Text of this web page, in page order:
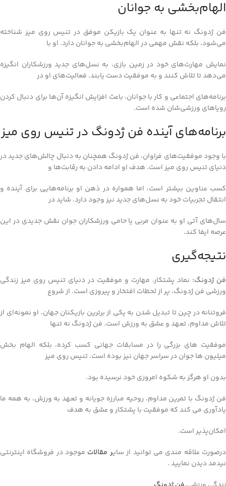
الهام‌بخشی به جوانان
فن ژدونگ نه تنها به عنوان یک بازیکن موفق در تنیس روی میز شناخته
می‌شود، بلکه نقش مهمی در الهام‌بخشی به جوانان دارد. او با
نمایش مهارت‌های خود در زمین بازی، به نسل‌های جدید ورزشکاران انگیزه
می‌دهد تا تلاش کنند و به موفقیت دست یابند. فعالیت‌های او در
برنامه‌های اجتماعی و کار با جوانان، باعث افزایش انگیزه آن‌ها برای دنبال کردن
رویاهای ورزشی‌شان شده است.
برنامه‌های آینده فن ژدونگ در تنیس روی میز
با وجود موفقیت‌های فراوان، فن ژدونگ همچنان به دنبال چالش‌های جدید در
دنیای تنیس روی میز است. هدف او ادامه دادن به رقابت‌ها و
کسب عناوین بیشتر است، اما همواره در ذهن او برنامه‌هایی برای آینده و
انتقال تجربیات خود به نسل‌های جدید نیز وجود دارد. شاید در
سال‌های آتی او به عنوان مربی یا حامی ورزشکاران جوان نقش جدیدی در این
عرصه ایفا کند.
نتیجه‌گیری
فن ژدونگ: نماد پشتکار، مهارت و موفقیت در دنیای تنیس روی میز زندگی
ورزشی فن ژدونگ، پر از لحظات افتخار و پیروزی است. از شروع
فروتنانه در چین تا تبدیل شدن به یکی از برترین بازیکنان جهان، او نمونه‌ای از
تلاش مداوم، تعهد و عشق به ورزش است. فن ژدونگ نه تنها
موفقیت‌ های بزرگی را در مسابقات جهانی کسب کرده، بلکه الهام‌ بخش
میلیون‌ ها جوان در سراسر جهان نیز بوده است. تنیس روی میز
بدون او هرگز به شکوه امروزی خود نرسیده بود.
فن ژدونگ با تمرین مداوم، روحیه مبارزه‌ جویانه و تعهد به ورزش، به همه ما
یادآوری می‌ کند که موفقیت با پشتکار و عشق به هدف
امکان‌پذیر است.
درصورت علاقه مندی می توانید از سایر مقالات موجود در فروشگاه اینترنتی
نیدمد دیدن نمایید .